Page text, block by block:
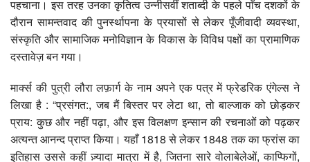
पहचाना। इस तरह उनका कृतित्व उन्नीसवीं शताब्दी के पहले पाँच दशकों के
दौरान सामन्तवाद की पुनर्स्थापना के प्रयासों से लेकर पूँजीवादी व्यवस्था,
संस्कृति और सामाजिक मनोविज्ञान के विकास के विविध पक्षों का प्रामाणिक
दस्तावेज़ बन गया।
मार्क्स की पुत्री लौरा लफ़ार्ग के नाम अपने एक पत्र में फ्रेडरिक एंगेल्स ने
लिखा है : “प्रसंगत:, जब मैं बिस्तर पर लेटा था, तो बाल्जाक को छोड़कर
प्राय: कुछ और नहीं पढ़ा, और इस विलक्षण इन्सान की रचनाओं को पढ़कर
अत्यन्त आनन्द प्राप्त किया। यहाँ 1818 से लेकर 1848 तक का फ्रांस का
इतिहास उससे कहीं ज़्यादा मात्रा में है, जितना सारे वोलाबेलेओं, काप्फिगों,